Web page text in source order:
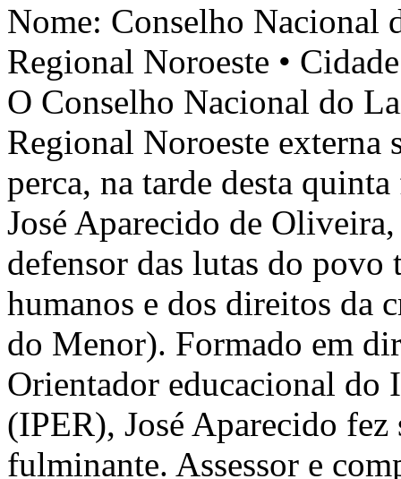
Nome: Conselho
Regional Noroeste •
O Conselho Nacional do
Regional Noroeste externa
perca, na tarde desta
José Aparecido de
defensor das lutas do
humanos e dos direitos da
do Menor). Formado em
Orientador educacional do
(IPER), José Aparecido fez
fulminante. Assessor e